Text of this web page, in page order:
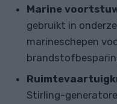
Marine
gebruikt in
marineschepen
Stirling-